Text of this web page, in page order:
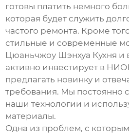
готовы платить немного
которая будет служить
частого ремонта. Кроме
стильные и современные
Цюаньчжоу Шэнхуа Кухня и
активно инвестирует в
предлагать новинку и
требования. Мы постоянно
наши технологии и
материалы.
Одна из проблем, с